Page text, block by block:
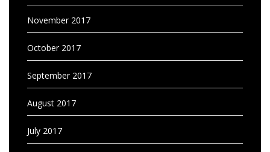
November 2017
October 2017
September 2017
August 2017
July 2017